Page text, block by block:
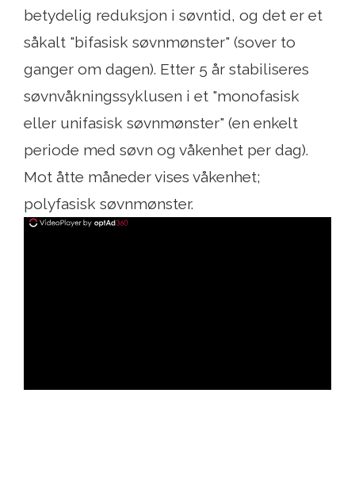
betydelig reduksjon i søvntid, og det er et
såkalt "bifasisk søvnmønster" (sover to
ganger om dagen). Etter 5 år stabiliseres
søvnvåkningssyklusen i et "monofasisk
eller unifasisk søvnmønster" (en enkelt
periode med søvn og våkenhet per dag).
Mot åtte måneder vises våkenhet;
polyfasisk søvnmønster.